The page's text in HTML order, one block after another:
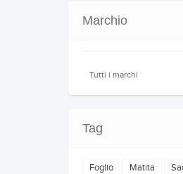
Marchio
Tutti i marchi
Tag
Foglio Matita